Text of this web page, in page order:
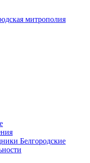
Белгородские